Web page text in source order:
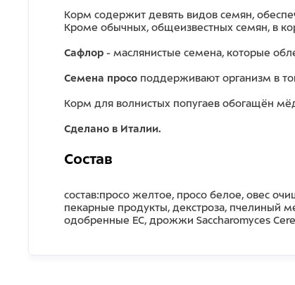
Корм содержит девять видов семян,
Кроме обычных, общеизвестных семян, в
Сафлор - маслянистые семена, которые
Семена просо поддерживают организм в
Корм для волнистых попугаев обогащён
Сделано в Италии.
Состав
состав:просо желтое, просо белое, овес
пекарные продукты, декстроза, пчелиный
одобренные ЕС, дрожжи Saccharomyces